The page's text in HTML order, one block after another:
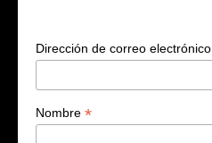
Dirección de correo electrónico
Nombre *